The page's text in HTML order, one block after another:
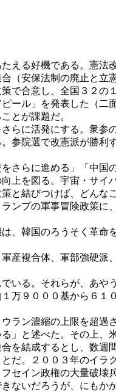
える好機である。憲法
（安保法制の廃止と立
で合意し、全国３２の
ール」を発表した（二
とが課題だ。
らに活発にする。衆参
参院選で改憲派が勝利
さらに進める」「中国
上を図る。宇宙・サイ
と結びつけば、どんな
ンプの軍事冒険政策に
、韓国のろうそく革命
産複合体、軍部強硬派
いる。それらが、あや
万９０００基から６１
ラン濃縮の上限を超過
」と述べた。その上、
を結成するとし、数週
だ。２００３年のイラ
セイン政権の大量破壊
ないだろうが、にもか